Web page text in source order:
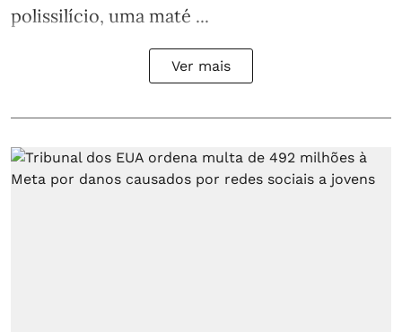
polissilício, uma maté ...
Ver mais